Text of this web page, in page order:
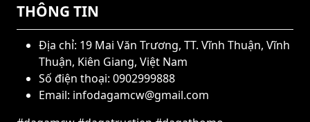
THÔNG TIN
Địa chỉ: 19 Mai Văn Trương, TT. Vĩnh Thuận, Vĩnh
Thuận, Kiên Giang, Việt Nam
Số điện thoại: 0902999888
Email: infodagamcw@gmail.com